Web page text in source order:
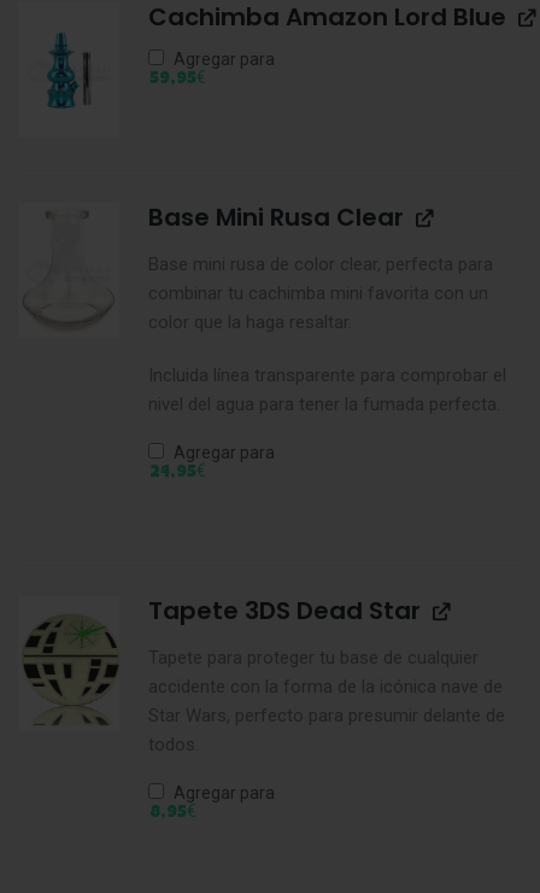
Cachimba Amazon Lord Blue
Agregar para
59,95€
Base Mini Rusa Clear
Base mini rusa de color clear, perfecta para
combinar tu cachimba mini favorita con un
color que la haga resaltar.
Incluida línea transparente para comprobar el
nivel del agua para tener la fumada perfecta.
Agregar para
24,95€
Tapete 3DS Dead Star
Tapete para proteger tu base de cualquier
accidente con la forma de la icónica nave de
Star Wars, perfecto para presumir delante de
todos.
Agregar para
8,95€